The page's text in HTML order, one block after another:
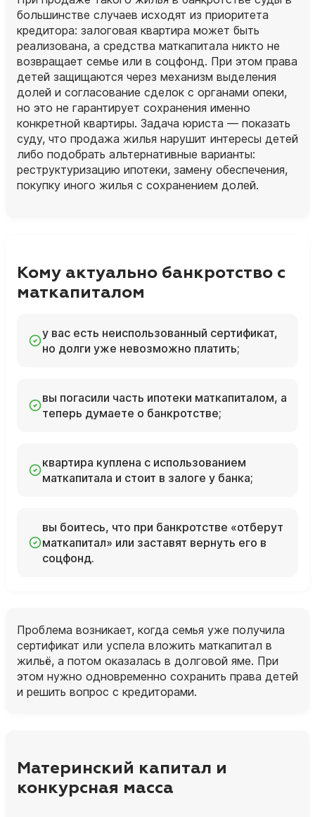
большинстве случаев исходят из приоритета
кредитора: залоговая квартира может быть
реализована, а средства маткапитала никто не
возвращает семье или в соцфонд. При этом права
детей защищаются через механизм выделения
долей и согласование сделок с органами опеки,
но это не гарантирует сохранения именно
конкретной квартиры. Задача юриста — показать
суду, что продажа жилья нарушит интересы детей
либо подобрать альтернативные варианты:
реструктуризацию ипотеки, замену обеспечения,
покупку иного жилья с сохранением долей.
Кому актуально банкротство с
маткапиталом
у вас есть неиспользованный сертификат,
но долги уже невозможно платить;
вы погасили часть ипотеки маткапиталом, а
теперь думаете о банкротстве;
квартира куплена с использованием
маткапитала и стоит в залоге у банка;
вы боитесь, что при банкротстве «отберут
маткапитал» или заставят вернуть его в
соцфонд.
Проблема возникает, когда семья уже получила
сертификат или успела вложить маткапитал в
жильё, а потом оказалась в долговой яме. При
этом нужно одновременно сохранить права детей
и решить вопрос с кредиторами.
Материнский капитал и
конкурсная масса